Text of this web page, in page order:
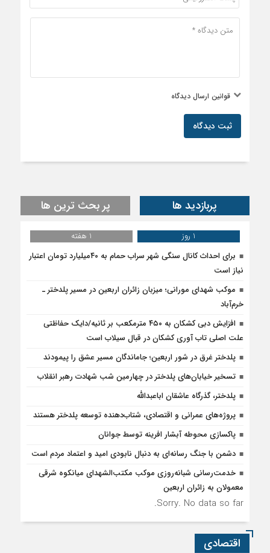
قوانین ارسال دیدگاه
ثبت دیدگاه
پربازدید ها پر بحث ترین ها
1 روز
1 هفته
برای احداث کانال سنگی شهر سراب حمام به ۴۰میلیارد تومان اعتبار
نیاز است
موکب شهدای مورانی؛ میزبان زائران اربعین در مسیر پلدختر ـ
خرم‌آباد
افزایش دبی کشکان به ۴۵۰ مترمکعب بر ثانیه/دایک حفاظتی
علت اصلی تاب آوری کشکان در قبال سیلاب است
پلدختر غرق در شور اربعین؛ جاماندگان مسیر عشق را پیمودند
تسخیر خیابان‌های پلدختر در چهارمین شب شهادت رهبر انقلاب
پلدختر، گذرگاه عاشقان اباعبدالله
پروژه‌های عمرانی و اقتصادی، شتاب‌دهنده توسعه پلدختر هستند
پاکسازی محوطه آبشار افرینه توسط جوانان
دشمن با جنگ رسانه‌ای به دنبال نابودی امید و اعتماد مردم است
خدمت‌رسانی شبانه‌روزی موکب مکتب‌الشهدای میانکوه شرقی
معمولان به زائران اربعین
Sorry. No data so far.
اقتصادی